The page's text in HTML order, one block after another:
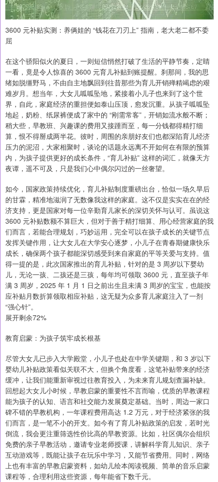
3600 元补贴实测：养俩娃的 “钱花在刀刃上” 指南，老大老二都不委
屈
在这个骄阳似火的夏日，一则短信悄然打破了生活的平静节奏，定睛
一看，竟是令人惊喜的 3600 元育儿补贴到账提醒。刹那间，我的思
绪如脱缰野马，不由自主地飘回到往昔那些为育儿开销殚精竭虑的艰
难岁月。想当年，大女儿呱呱坠地，紧接着小儿子也来到了这个世
界，自此，家庭经济的重担便如泰山压顶，愈发沉重。从孩子呱呱坠
地起，奶粉、纸尿裤便成了家中的 “刚需常客”，开销如流水般不断；
稍大些，早教班、兴趣课的费用又接踵而至，每一分钱都得精打细
算，恨不得掰成两半花。彼时，周围的亲朋好友们也都深陷育儿经济
压力的泥沼，大家相聚时，谈论的话题永远离不开如何在有限的预算
内，为孩子提供更好的成长条件，“育儿补贴” 这样的词汇，就像天方
夜谭，遥不可及，只是我们心中偶尔闪过的一丝奢望。
如今，国家政策持续优化，育儿补贴制度重磅出台，恰似一场久旱后
的甘霖，精准地滋润了无数像我这样的家庭。这不仅是实实在在的经
济支持，更是国家对每一位辛勤育儿家长的深切关怀与认可。虽说这
3600 元补贴数额不算巨大，但对于善于精打细算、用心经营家庭的我
们而言，若能合理规划，巧妙运用，完全可以在孩子成长的关键节点
发挥关键作用，让大女儿在大学安心逐梦，小儿子在青春期健康快乐
成长，确保两个孩子都能深切感受到来自家庭的平等关爱与支持。值
得一提的是，此次国家推出的育儿补贴，针对的是 3 周岁以下婴幼
儿，无论一孩、二孩还是三孩，每年均可领取 3600 元，直至孩子年
满 3 周岁，2025 年 1 月 1 日之前出生且未满 3 周岁的宝宝，也能按
应补贴月数折算领取相应补贴，这无疑为众多育儿家庭注入了一剂
“强心针”。
展开剩余72%
教育启蒙：为孩子筑牢成长根基
尽管大女儿已步入大学殿堂，小儿子也处在中学关键期，和 3 岁以下
婴幼儿补贴政策看似关联不大，但换个角度看，这笔补贴带来的经济
缓冲，让我们能重新审视过往教育投入，为未来育儿规划查漏补缺。
回想起大女儿小时候，早教启蒙的重要性不言而喻，优质的早教课程
能为孩子的认知、语言和社交能力发展奠定基础。当时，周边一家口
碑不错的早教机构，一年课程费用高达 1.2 万元，对于经济紧张的我
们而言，是一笔不小的开支。如今有了育儿补贴政策的启发，若时光
倒流，我会更注重筛选性价比高的早教资源。比如，社区偶尔会组织
免费的亲子早教活动，邀请专业老师授课，讲解科学育儿知识、亲子
互动游戏等，既能让孩子在玩乐中学习，又能节省费用。同时，网络
上也有丰富的早教启蒙资料，如幼儿绘本阅读视频、简单的音乐启蒙
课程等，合理利用这些资源，每年能省下数千元。